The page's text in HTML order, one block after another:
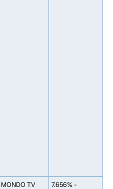
MONDO TV
7.656% -